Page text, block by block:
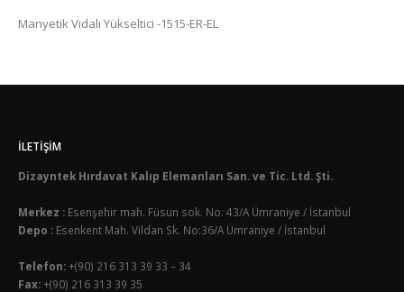
Manyetik Vidalı Yükseltici -1515-ER-EL
İLETIŞIM
Dizayntek Hırdavat Kalıp Elemanları San. ve Tic. Ltd. Şti.
Merkez : Esenşehir mah. Füsun sok. No: 43/A Ümraniye / İstanbul
Depo : Esenkent Mah. Vildan Sk. No:36/A Ümraniye / İstanbul
Telefon:+(90) 216 313 39 33 – 34
Fax:+(90) 216 313 39 35